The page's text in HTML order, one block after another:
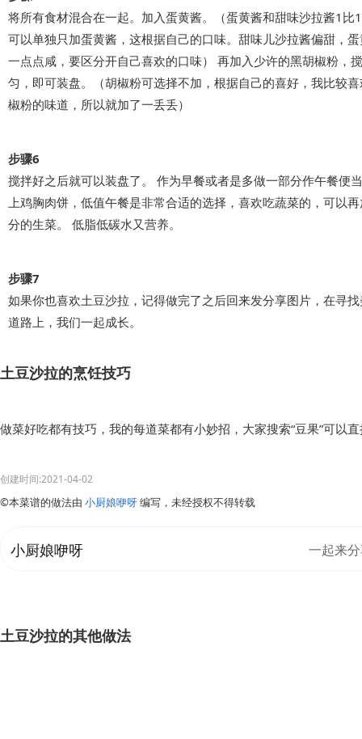
将所有食材混合在一起。加入蛋黄酱。（蛋黄酱和甜味沙拉酱1比
可以单独只加蛋黄酱，这根据自己的口味。甜味儿沙拉酱偏甜，
一点点咸，要区分开自己喜欢的口味） 再加入少许的黑胡椒粉，
匀，即可装盘。（胡椒粉可选择不加，根据自己的喜好，我比较
椒粉的味道，所以就加了一丢丢）
步骤6
搅拌好之后就可以装盘了。 作为早餐或者是多做一部分作午餐便
上鸡胸肉饼，低值午餐是非常合适的选择，喜欢吃蔬菜的，可以
分的生菜。 低脂低碳水又营养。
步骤7
如果你也喜欢土豆沙拉，记得做完了之后回来发分享图片，在寻
道路上，我们一起成长。
土豆沙拉的烹饪技巧
做菜好吃都有技巧，我的每道菜都有小妙招，大家搜索“豆果”可以
创建时间:2021-04-02
©本菜谱的做法由 小厨娘咿呀编写，未经授权不得转载
小厨娘咿呀 一起来
土豆沙拉的其他做法